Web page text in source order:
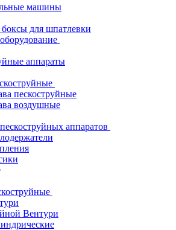
машины
для шпатлевки
аппараты
пескоструйные
воздушные
аппаратов
Вентури